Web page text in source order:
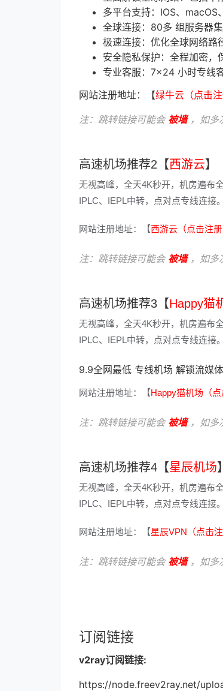
多平台支持：IOS、
全球连接：80多 组服务器
极速连接：优化全球网络路
安全隐私保护：全程加密，
专业客服：7×24 小时专线
网站注册地址：【绿牛云（点击注
注：跳转链接可能会 被墙，如多
高速机场推荐2【西游云】
无视高峰，全天4K秒开，机房遍布
IPLC、IEPL中转，点对点专线连接
网站注册地址：【西游云（点击注册
注：跳转链接可能会 被墙，如多
高速机场推荐3【Happy猫
无视高峰，全天4K秒开，机房遍布
IPLC、IEPL中转，点对点专线连接
9.9全网最低 专线机场 解锁流媒
网站注册地址：【Happy猫机场（点
注：跳转链接可能会 被墙，如多
高速机场推荐4【星辰机场】
无视高峰，全天4K秒开，机房遍布
IPLC、IEPL中转，点对点专线连接
网站注册地址：【星辰VPN（点击注
注：跳转链接可能会 被墙，如多
订阅链接
v2ray订阅链接:
https://node.freev2ray.net/